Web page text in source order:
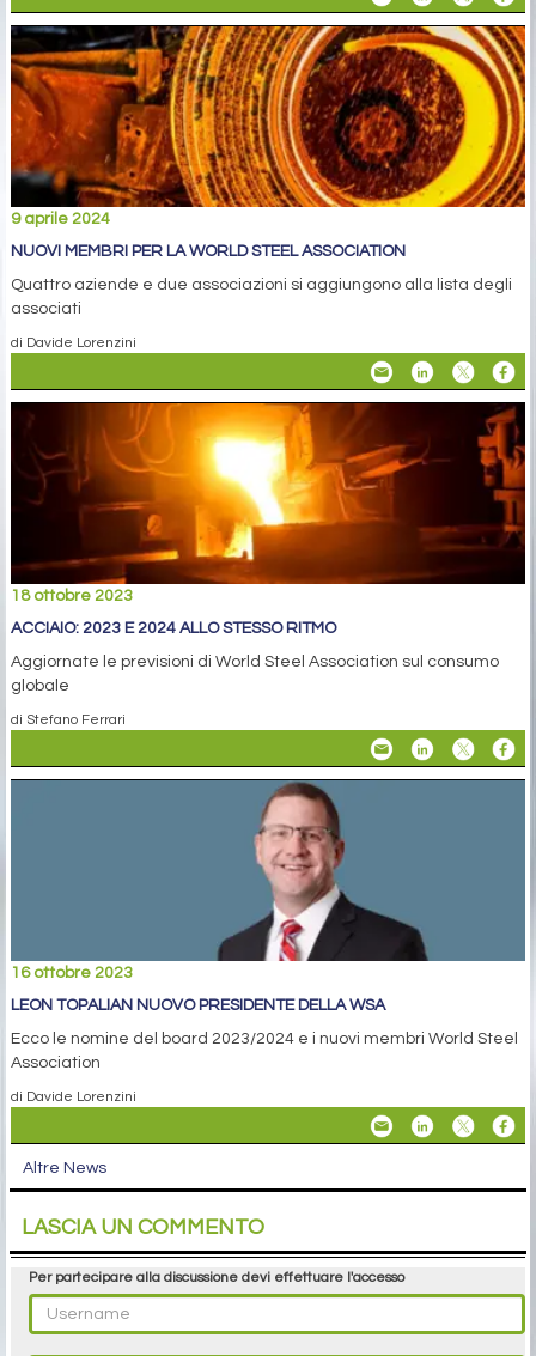
9 aprile 2024
NUOVI MEMBRI PER LA WORLD STEEL ASSOCIATION
Quattro aziende e due associazioni si aggiungono alla lista degli
associati
di Davide Lorenzini
18 ottobre 2023
ACCIAIO: 2023 E 2024 ALLO STESSO RITMO
Aggiornate le previsioni di World Steel Association sul consumo
globale
di Stefano Ferrari
16 ottobre 2023
LEON TOPALIAN NUOVO PRESIDENTE DELLA WSA
Ecco le nomine del board 2023/2024 e i nuovi membri World Steel
Association
di Davide Lorenzini
Altre News
LASCIA UN COMMENTO
Per partecipare alla discussione devi effettuare l'accesso